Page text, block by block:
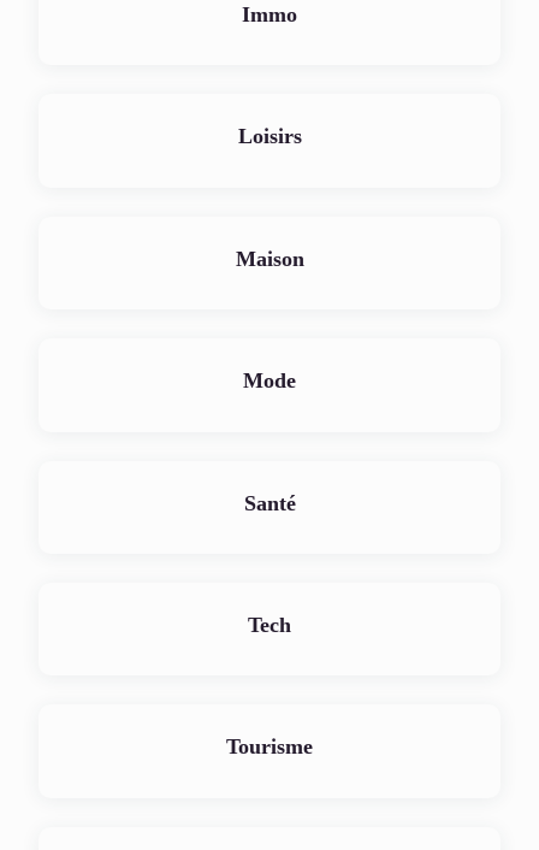
Immo
Loisirs
Maison
Mode
Santé
Tech
Tourisme